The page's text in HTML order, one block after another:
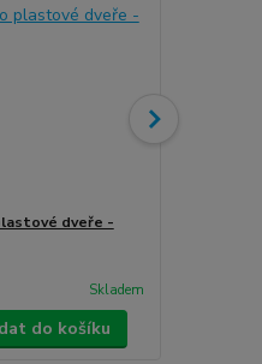
dveře -
Skladem
do košíku